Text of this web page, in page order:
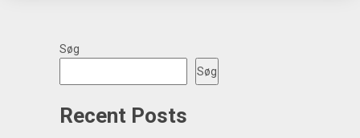
Søg
Søg
Recent Posts